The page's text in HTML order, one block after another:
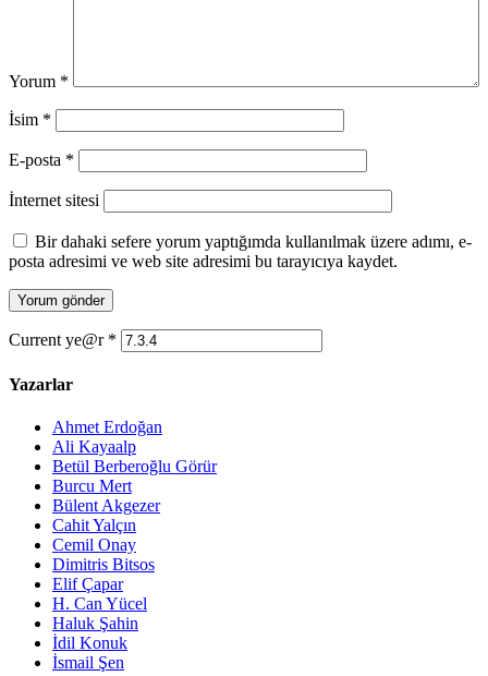
Yorum *
İsim *
E-posta *
İnternet sitesi
Bir dahaki sefere yorum yaptığımda kullanılmak üzere adımı, e-
posta adresimi ve web site adresimi bu tarayıcıya kaydet.
Current ye@r *
Yazarlar
Ahmet Erdoğan
Ali Kayaalp
Betül Berberoğlu Görür
Burcu Mert
Bülent Akgezer
Cahit Yalçın
Cemil Onay
Dimitris Bitsos
Elif Çapar
H. Can Yücel
Haluk Şahin
İdil Konuk
İsmail Şen